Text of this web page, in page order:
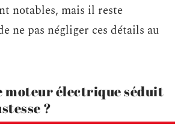
notables, mais il reste
ne pas négliger ces détails au
moteur électrique séduit
?